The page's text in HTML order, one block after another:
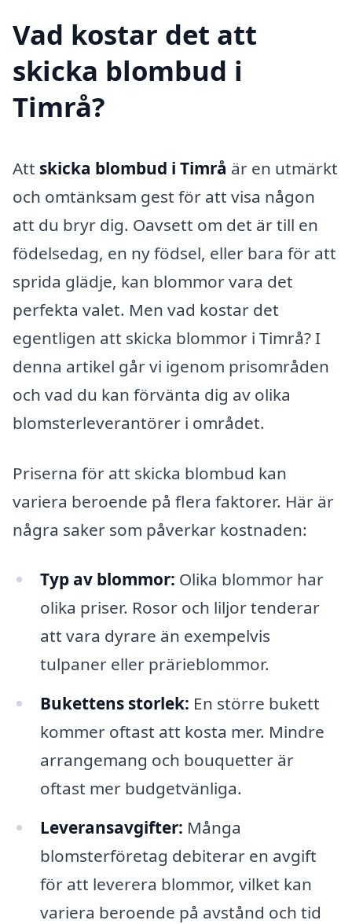
Vad kostar det att
skicka blombud i
Timrå?
Att skicka blombud i Timrå är en utmärkt
och omtänksam gest för att visa någon
att du bryr dig. Oavsett om det är till en
födelsedag, en ny födsel, eller bara för att
sprida glädje, kan blommor vara det
perfekta valet. Men vad kostar det
egentligen att skicka blommor i Timrå? I
denna artikel går vi igenom prisområden
och vad du kan förvänta dig av olika
blomsterleverantörer i området.
Priserna för att skicka blombud kan
variera beroende på flera faktorer. Här är
några saker som påverkar kostnaden:
Typ av blommor: Olika blommor har
olika priser. Rosor och liljor tenderar
att vara dyrare än exempelvis
tulpaner eller prärieblommor.
Bukettens storlek: En större bukett
kommer oftast att kosta mer. Mindre
arrangemang och bouquetter är
oftast mer budgetvänliga.
Leveransavgifter: Många
blomsterföretag debiterar en avgift
för att leverera blommor, vilket kan
variera beroende på avstånd och tid